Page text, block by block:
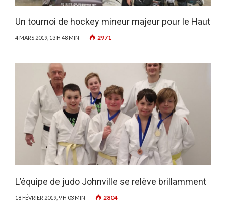
Un tournoi de hockey mineur majeur pour le Haut
4 MARS 2019, 13 H 48 MIN 2971
L’équipe de judo Johnville se relève brillamment
18 FÉVRIER 2019, 9 H 03 MIN 2804